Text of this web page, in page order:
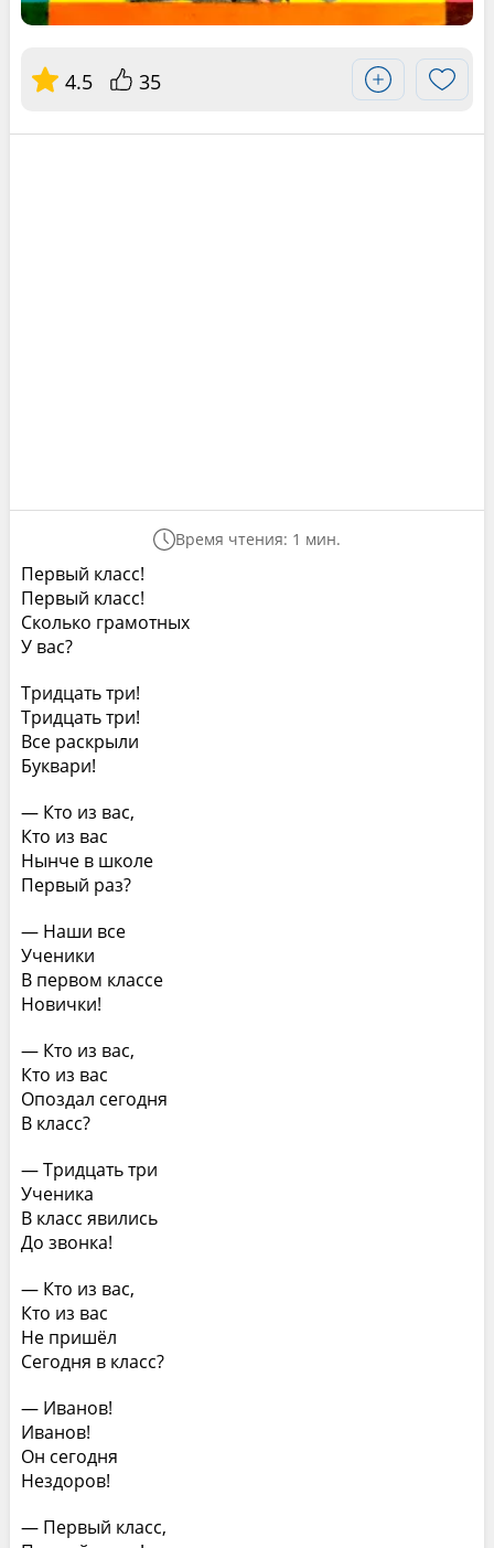
4.5 35
Время чтения: 1 мин.
Первый класс!
Первый класс!
Сколько грамотных
У вас?
Тридцать три!
Тридцать три!
Все раскрыли
Буквари!
— Кто из вас,
Кто из вас
Нынче в школе
Первый раз?
— Наши все
Ученики
В первом классе
Новички!
— Кто из вас,
Кто из вас
Опоздал сегодня
В класс?
— Тридцать три
Ученика
В класс явились
До звонка!
— Кто из вас,
Кто из вас
Не пришёл
Сегодня в класс?
— Иванов!
Иванов!
Он сегодня
Нездоров!
— Первый класс,